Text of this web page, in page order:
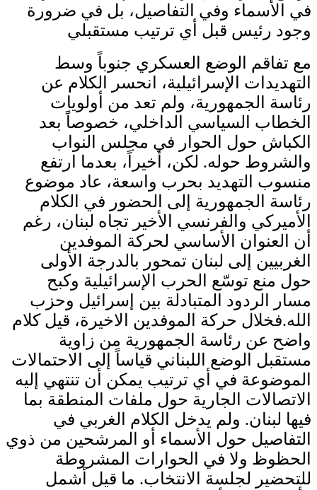
في الأسماء وفي التفاصيل، بل في ضرورة
وجود رئيس قبل أي ترتيب مستقبلي
مع تفاقم الوضع العسكري جنوباً وسط
التهديدات الإسرائيلية، انحسر الكلام عن
رئاسة الجمهورية، ولم تعد من أولويات
الخطاب السياسي الداخلي، خصوصاً بعد
الكباش حول الحوار في مجلس النواب
والشروط حوله. لكن، أخيراً، بعدما ارتفع
منسوب التهديد بحرب واسعة، عاد موضوع
رئاسة الجمهورية إلى الحضور في الكلام
الأميركي والفرنسي الأخير تجاه لبنان، رغم
أن العنوان الأساسي لحركة الموفدين
الغربيين إلى لبنان تمحور بالدرجة الأولى
حول منع توسّع الحرب الإسرائيلية وكبح
مسار الردود المتبادلة بين إسرائيل وحزب
الله.فخلال حركة الموفدين الاخيرة، قيل كلام
واضح عن رئاسة الجمهورية من زاوية
مستقبل الوضع اللبناني قياساً إلى الاحتمالات
الموضوعة في أي ترتيب يمكن أن تنتهي إليه
الاتصالات الجارية حول ملفات المنطقة بما
فيها لبنان. ولم يدخل الكلام الغربي في
التفاصيل حول الأسماء أو المرشحين من ذوي
الحظوظ ولا في الحوارات المشروطة
للتحضير لجلسة الانتخاب. ما قيل أشمل